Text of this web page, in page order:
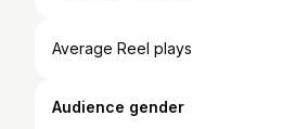
Average Reel plays
Audience gender